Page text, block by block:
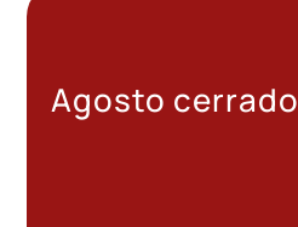
Agosto cerrado